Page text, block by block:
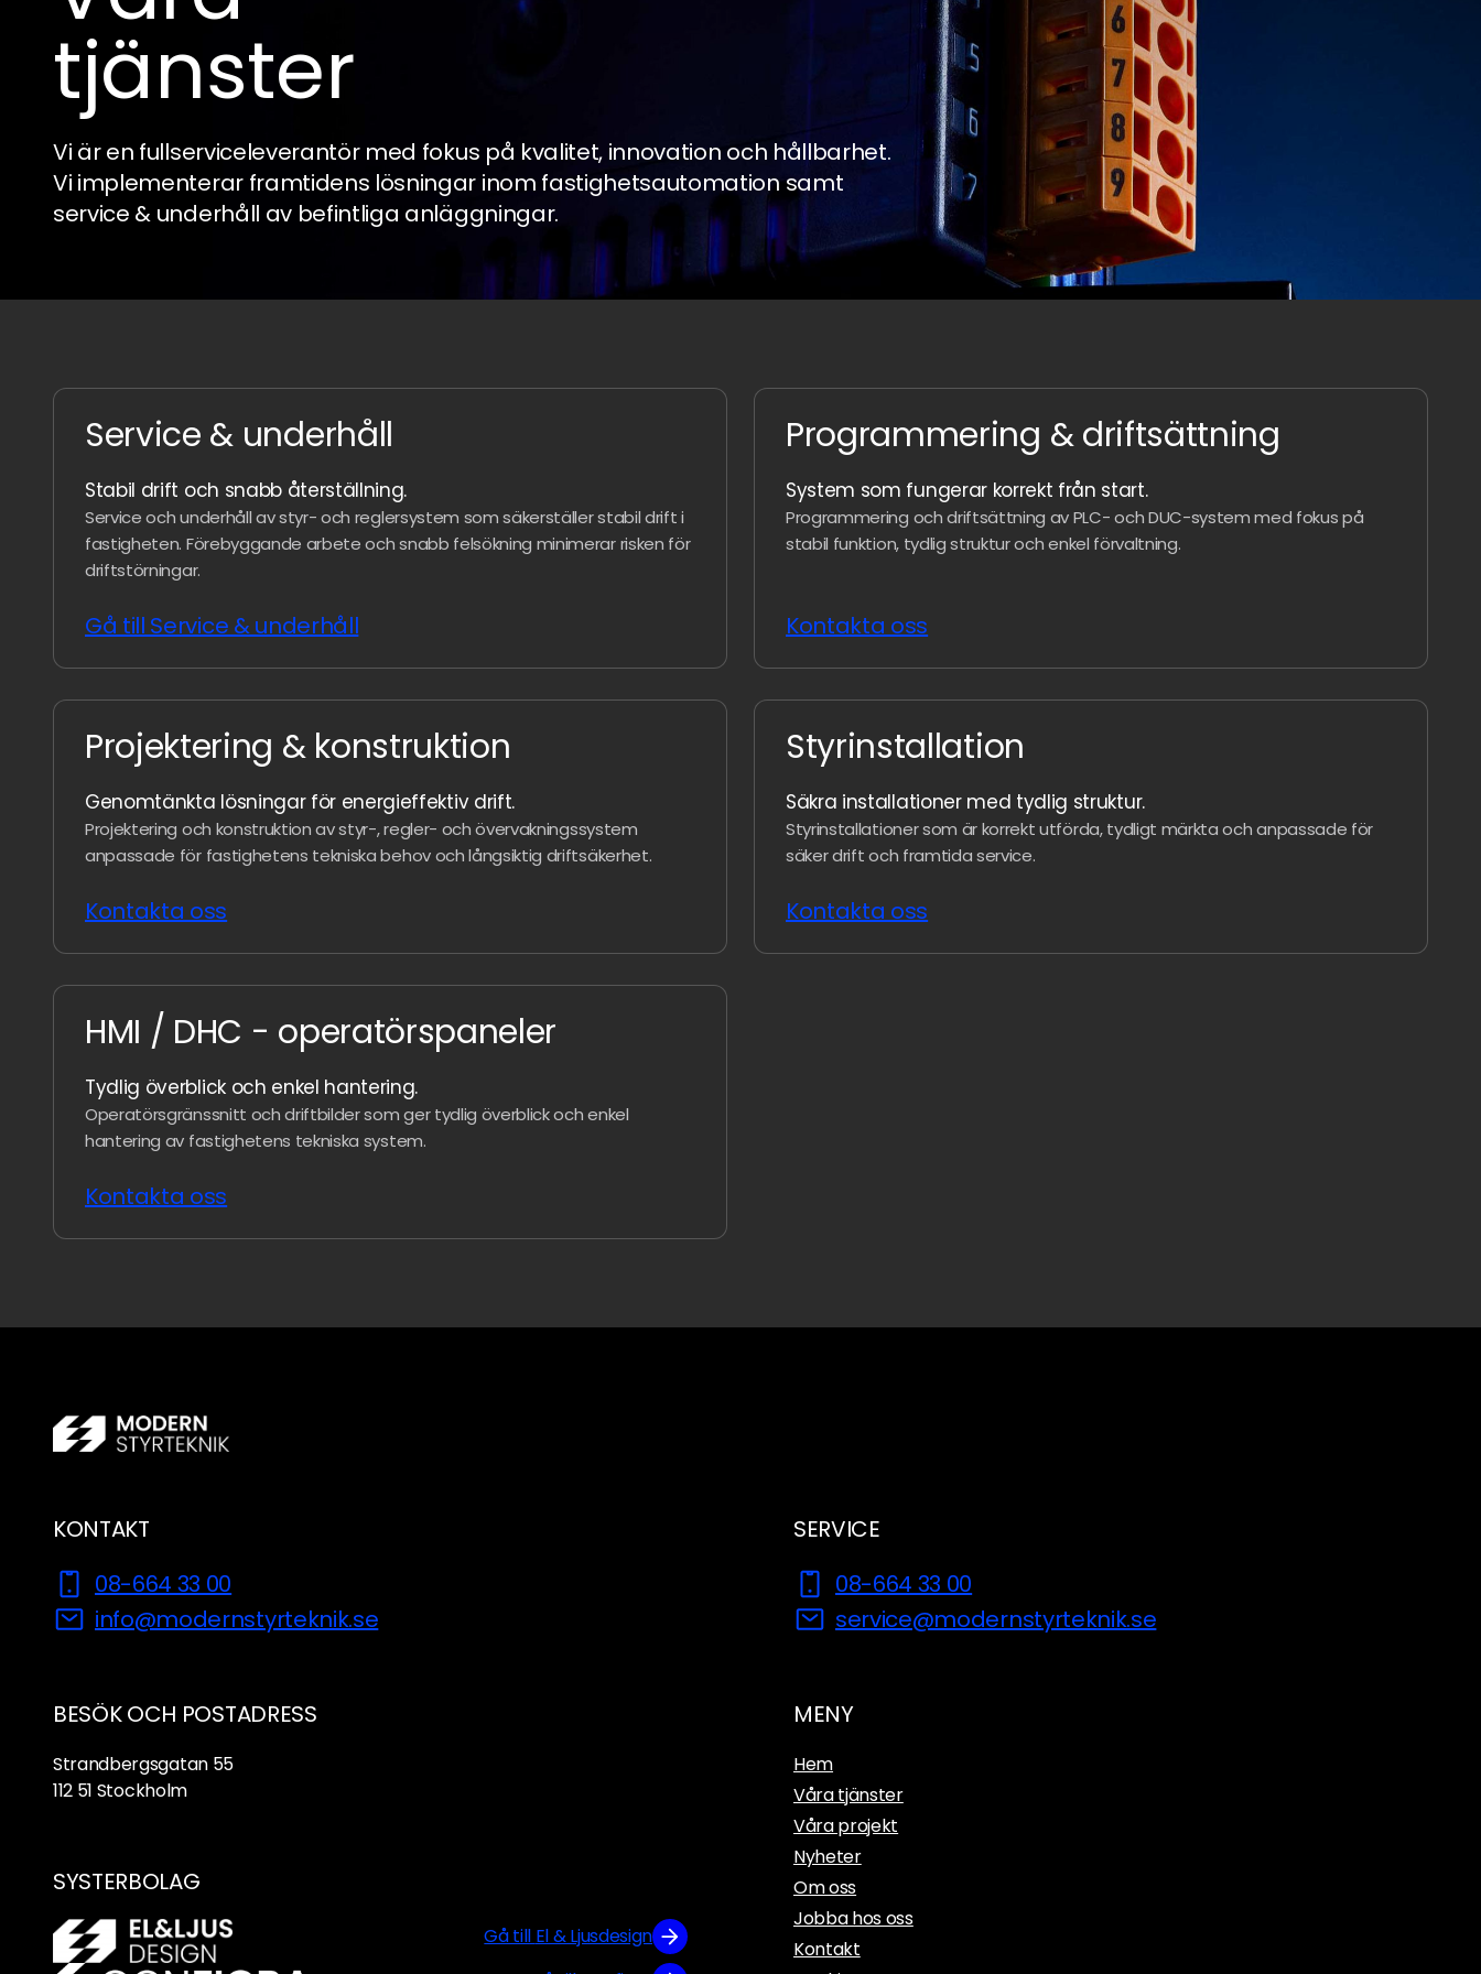
tjänster
Vi är en fullserviceleverantör med fokus på kvalitet, innovation och hållbarhet.
Vi implementerar framtidens lösningar inom fastighetsautomation samt
service & underhåll av befintliga anläggningar.
Service & underhåll
Stabil drift och snabb återställning.
Service och underhåll av styr- och reglersystem som säkerställer stabil drift i
fastigheten. Förebyggande arbete och snabb felsökning minimerar risken för
driftstörningar.
Gå till Service & underhåll
Programmering ​& driftsättning
System som fungerar korrekt från start.
Programmering och driftsättning av PLC- och DUC-system med fokus på
stabil funktion, tydlig struktur och enkel förvaltning.
Kontakta oss
Projektering & konstruktion
Genomtänkta lösningar för energieffektiv drift.
Projektering och konstruktion av styr-, regler- och övervakningssystem
anpassade för fastighetens tekniska behov och långsiktig driftsäkerhet.
Kontakta oss
Styrinstallation
Säkra installationer med tydlig struktur.
Styrinstallationer som är korrekt utförda, tydligt märkta och anpassade för
säker drift och framtida service.
Kontakta oss
HMI / DHC - operatörspaneler
Tydlig överblick och enkel hantering.
Operatörsgränssnitt och driftbilder som ger tydlig överblick och enkel
hantering av fastighetens tekniska system.
Kontakta oss
KONTAKT
08-664 33 00
info@modernstyrteknik.se
SERVICE
08-664 33 00
service@modernstyrteknik.se
BESÖK OCH POSTADRESS
Strandbergsgatan 55
112 51 Stockholm
MENY
Hem
Våra tjänster
Våra projekt
Nyheter
Om oss
Jobba hos oss
Kontakt
SYSTERBOLAG
Gå till El & Ljusdesign